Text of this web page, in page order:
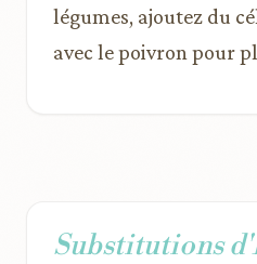
légumes, ajoutez du
avec le poivron pour
Substitutions